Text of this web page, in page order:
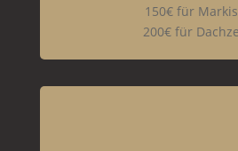
150€ für
200€ für